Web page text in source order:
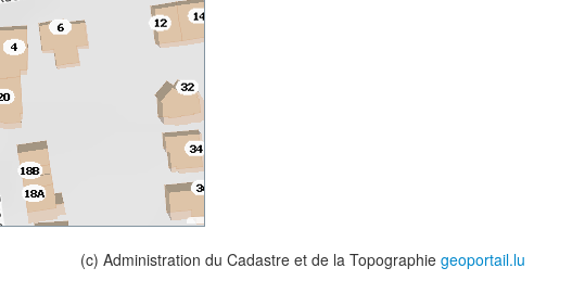
(c) Administration du Cadastre et de la Topographie geoportail.lu